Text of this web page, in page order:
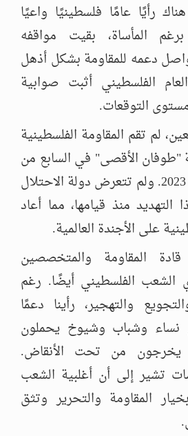
رأيًا عامًا فلسطينيًا واعيًا
المأساة، بقيت مواقفه
دعمه للمقاومة بشكل أذهل
الفلسطيني أثبت صوابية
التوقعات.
لم تقم المقاومة الفلسطينية
"طوفان الأقصى" في السابع من
أكتوبر/تشرين الأول 2023. ولم تتعرض دولة الاحتلال
التهديد منذ قيامها، مما أعاد
على الأجندة العالمية.
المقاومة والمتخصصين
الفلسطيني أيضًا. رغم
والتهجير، رأينا دعمًا
نساء وشباب وشيوخ يحملون
يخرجون من تحت الأنقاض.
تشير إلى أن أغلبية الشعب
المقاومة والتحرير وتثق